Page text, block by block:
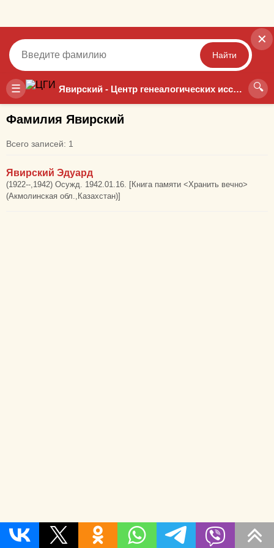
☰ Явирский - Центр генеалогических исследований 🔍
✕
Найти
Точный Неточный
Фамилия Явирский
Всего записей: 1
Явирский Эдуард
(1922--,1942) Осужд. 1942.01.16. [Книга памяти <Хранить вечно>
(Акмолинская обл.,Казахстан)]